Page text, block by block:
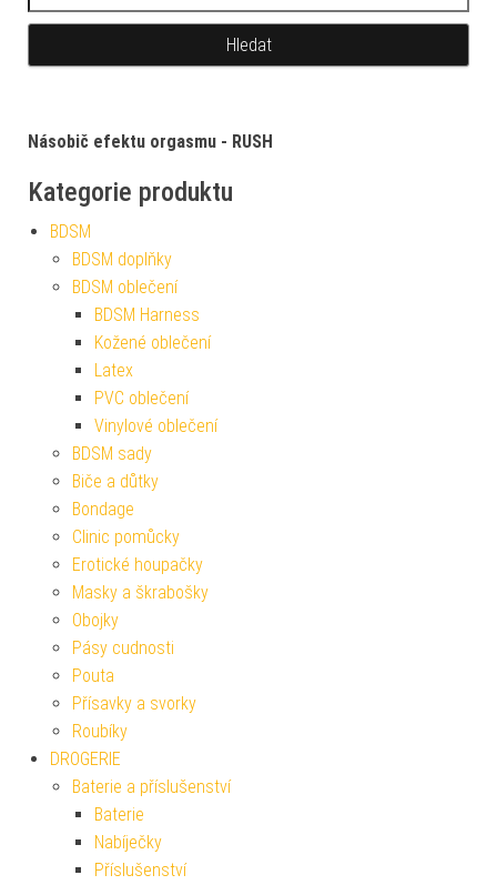
Násobič efektu orgasmu - RUSH
Kategorie produktu
BDSM
BDSM doplňky
BDSM oblečení
BDSM Harness
Kožené oblečení
Latex
PVC oblečení
Vinylové oblečení
BDSM sady
Biče a důtky
Bondage
Clinic pomůcky
Erotické houpačky
Masky a škrabošky
Obojky
Pásy cudnosti
Pouta
Přísavky a svorky
Roubíky
DROGERIE
Baterie a příslušenství
Baterie
Nabíječky
Příslušenství